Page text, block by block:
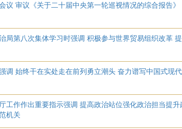
议 审议《关于二十届中央第一轮巡视情况的综合报告》
局第八次集体学习时强调 积极参与世界贸易组织改革
调 始终干在实处走在前列勇立潮头 奋力谱写中国式现
工作作出重要指示强调 提高政治站位强化政治担当提
机关